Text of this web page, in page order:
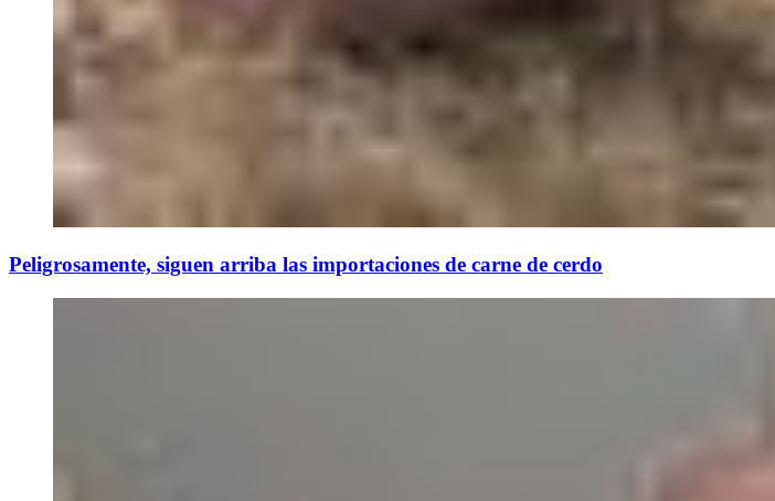
Peligrosamente, siguen arriba las importaciones de carne de cerdo